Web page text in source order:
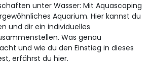
unter Wasser: Mit Aquascaping
Aquarium. Hier kannst du
und dir ein individuelles
Was genau
und wie du den Einstieg in dieses
erfährst du hier.